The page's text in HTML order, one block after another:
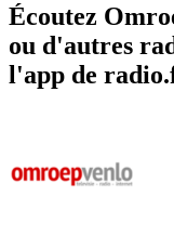
Écoutez
ou d'autres
l'app de